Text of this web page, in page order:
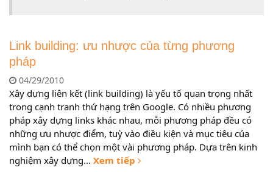
Link building: ưu nhược của từng phương
pháp
04/29/2010
Xây dựng liên kết (link building) là yếu tố quan trọng nhất
trong cạnh tranh thứ hạng trên Google. Có nhiều phương
pháp xây dựng links khác nhau, mỗi phương pháp đều có
những ưu nhược điểm, tuỳ vào điều kiện và mục tiêu của
mình bạn có thể chọn một vài phương pháp. Dựa trên kinh
nghiệm xây dựng... Xem tiếp